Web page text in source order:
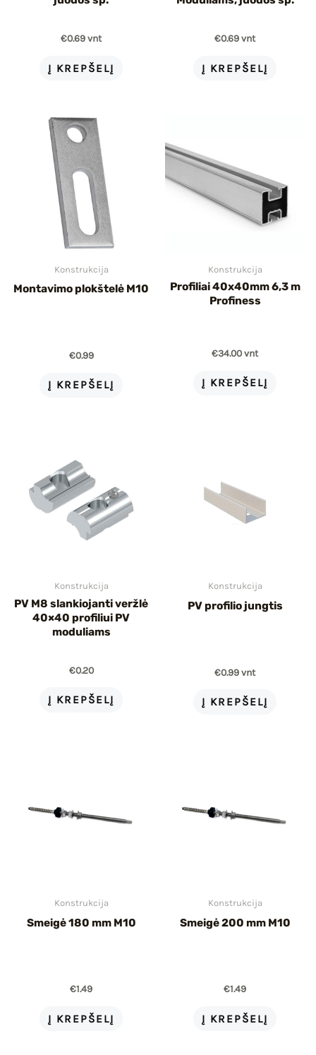
€0.69vnt
Į KREPŠELĮ
€0.69vnt
Į KREPŠELĮ
Konstrukcija
Montavimo plokštelė M10
€0.99
Į KREPŠELĮ
Konstrukcija
Profiliai 40x40mm 6,3 m
Profiness
€34.00vnt
Į KREPŠELĮ
Konstrukcija
PV M8 slankiojanti veržlė
40×40 profiliui PV
moduliams
€0.20
Į KREPŠELĮ
Konstrukcija
PV profilio jungtis
€0.99vnt
Į KREPŠELĮ
Konstrukcija
Smeigė 180 mm M10
€1.49
Į KREPŠELĮ
Konstrukcija
Smeigė 200 mm M10
€1.49
Į KREPŠELĮ